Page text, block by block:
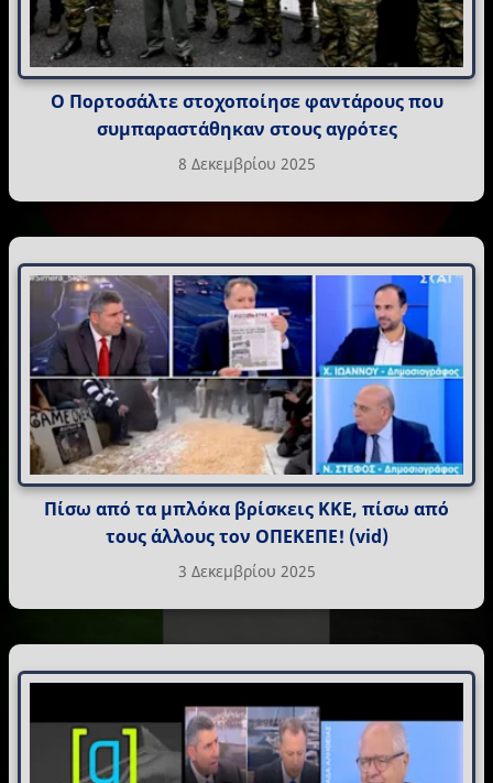
Ο Πορτοσάλτε στοχοποίησε φαντάρους που
συμπαραστάθηκαν στους αγρότες
8 Δεκεμβρίου 2025
Πίσω από τα μπλόκα βρίσκεις ΚΚΕ, πίσω από
τους άλλους τον ΟΠΕΚΕΠΕ! (vid)
3 Δεκεμβρίου 2025